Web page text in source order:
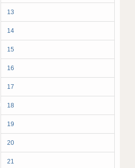
13
14
15
16
17
18
19
20
21